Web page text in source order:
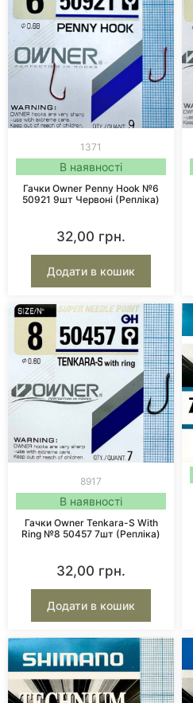
1371
В наявності
Гачки Owner Penny Hook №6
50921 9шт Червоні (репліка)
32,00 грн.
Додати в кошик
8917
В наявності
Гачки Owner Tenkara-S With
Ring №8 50457 7шт (репліка)
32,00 грн.
Додати в кошик